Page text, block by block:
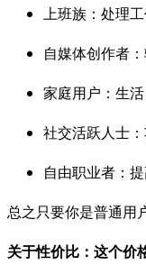
上班族：处理
自媒体创作者
家庭用户：生
社交活跃人士
自由职业者：
总之只要你是普通用
关于性价比：这个价